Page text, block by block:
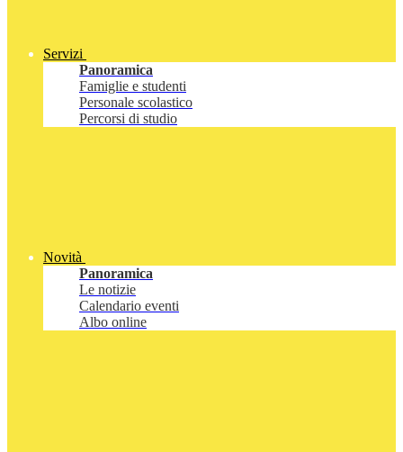
Servizi
Panoramica
Famiglie e studenti
Personale scolastico
Percorsi di studio
Novità
Panoramica
Le notizie
Calendario eventi
Albo online